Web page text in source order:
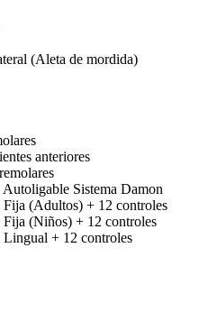
(Aleta de mordida)
anteriores
Sistema Damon
(Adultos) + 12 controles
(Niños) + 12 controles
Lingual + 12 controles